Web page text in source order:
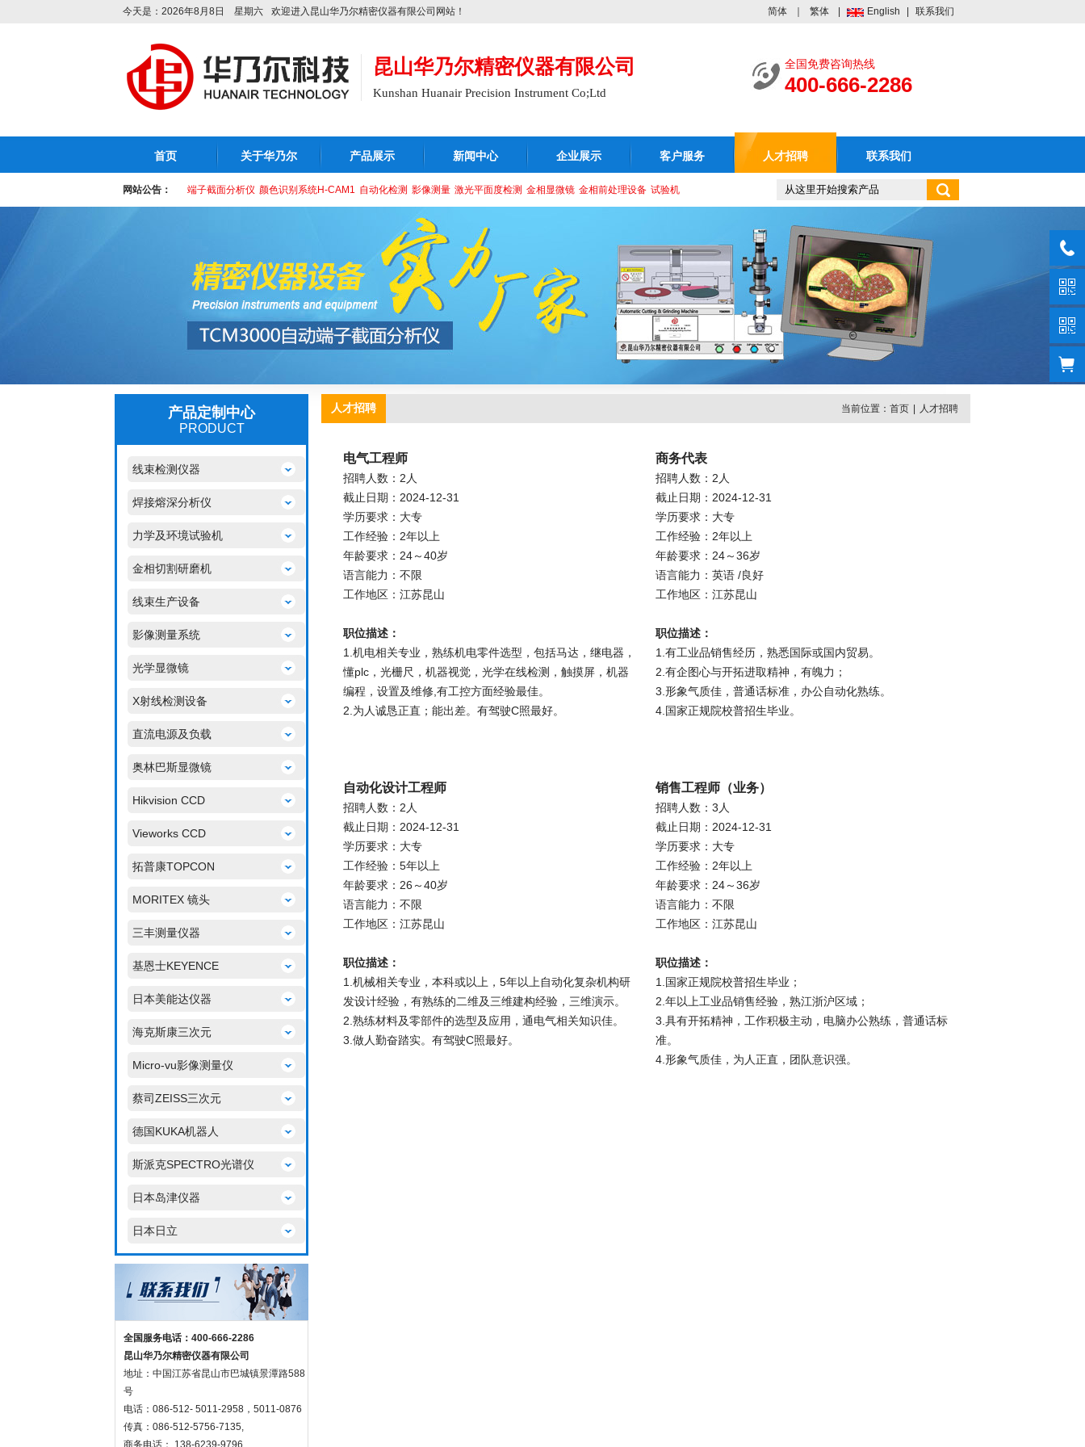
今天是：2026年8月8日 星期六 欢迎进入昆山华乃尔精密仪器有限公司网站！ 简体 繁体 English 联系我们
昆山华乃尔精密仪器有限公司
Kunshan Huanair Precision Instrument Co;Ltd
全国免费咨询热线
400-666-2286
首页 关于华乃尔 产品展示 新闻中心 企业展示 客户服务 人才招聘 联系我们
网站公告： 端子截面分析仪 颜色识别系统H-CAM1 自动化检测 影像测量 激光平面度检测 金相显微镜 金相前处理设备 试验机
产品定制中心
PRODUCT
线束检测仪器
焊接熔深分析仪
力学及环境试验机
金相切割研磨机
线束生产设备
影像测量系统
光学显微镜
X射线检测设备
直流电源及负载
奥林巴斯显微镜
Hikvision CCD
Vieworks CCD
拓普康TOPCON
MORITEX 镜头
三丰测量仪器
基恩士KEYENCE
日本美能达仪器
海克斯康三次元
Micro-vu影像测量仪
蔡司ZEISS三次元
德国KUKA机器人
斯派克SPECTRO光谱仪
日本岛津仪器
日本日立
全国服务电话：400-666-2286
昆山华乃尔精密仪器有限公司
地址：中国江苏省昆山市巴城镇景潭路588
号
电话：086-512- 5011-2958，5011-0876
传真：086-512-5756-7135,
商务电话： 138-6239-9796
人才招聘 当前位置： 首页 人才招聘
电气工程师
招聘人数：2人
截止日期：2024-12-31
学历要求：大专
工作经验：2年以上
年龄要求：24～40岁
语言能力：不限
工作地区：江苏昆山
职位描述：
1.机电相关专业，熟练机电零件选型，包括马达，继电器，
懂plc，光栅尺，机器视觉，光学在线检测，触摸屏，机器
编程，设置及维修,有工控方面经验最佳。
2.为人诚恳正直；能出差。有驾驶C照最好。
商务代表
招聘人数：2人
截止日期：2024-12-31
学历要求：大专
工作经验：2年以上
年龄要求：24～36岁
语言能力：英语 /良好
工作地区：江苏昆山
职位描述：
1.有工业品销售经历，熟悉国际或国内贸易。
2.有企图心与开拓进取精神，有魄力；
3.形象气质佳，普通话标准，办公自动化熟练。
4.国家正规院校普招生毕业。
自动化设计工程师
招聘人数：2人
截止日期：2024-12-31
学历要求：大专
工作经验：5年以上
年龄要求：26～40岁
语言能力：不限
工作地区：江苏昆山
职位描述：
1.机械相关专业，本科或以上，5年以上自动化复杂机构研
发设计经验，有熟练的二维及三维建构经验，三维演示。
2.熟练材料及零部件的选型及应用，通电气相关知识佳。
3.做人勤奋踏实。有驾驶C照最好。
销售工程师（业务）
招聘人数：3人
截止日期：2024-12-31
学历要求：大专
工作经验：2年以上
年龄要求：24～36岁
语言能力：不限
工作地区：江苏昆山
职位描述：
1.国家正规院校普招生毕业；
2.年以上工业品销售经验，熟江浙沪区域；
3.具有开拓精神，工作积极主动，电脑办公熟练，普通话标
准。
4.形象气质佳，为人正直，团队意识强。